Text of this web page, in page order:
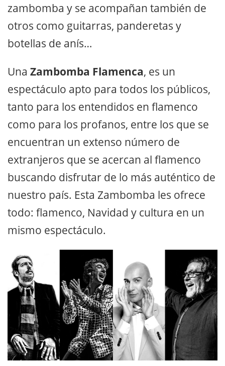
zambomba y se acompañan también de
otros como guitarras, panderetas y
botellas de anís…
Una Zambomba Flamenca, es un
espectáculo apto para todos los públicos,
tanto para los entendidos en flamenco
como para los profanos, entre los que se
encuentran un extenso número de
extranjeros que se acercan al flamenco
buscando disfrutar de lo más auténtico de
nuestro país. Esta Zambomba les ofrece
todo: flamenco, Navidad y cultura en un
mismo espectáculo.